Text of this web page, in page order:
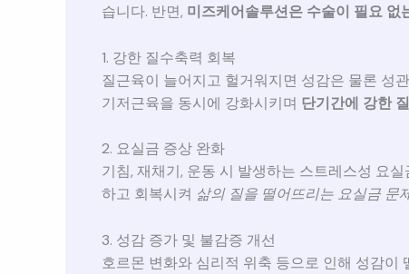
습니다. 반면, 미즈케어솔루션은 수술이 필요 없
1. 강한 질수축력 회복
질근육이 늘어지고 헐거워지면 성감은 물론 성
기저근육을 동시에 강화시키며 단기간에 강한
2. 요실금 증상 완화
기침, 재채기, 운동 시 발생하는 스트레스성 요
하고 회복시켜 삶의 질을 떨어뜨리는 요실금 문
3. 성감 증가 및 불감증 개선
호르몬 변화와 심리적 위축 등으로 인해 성감